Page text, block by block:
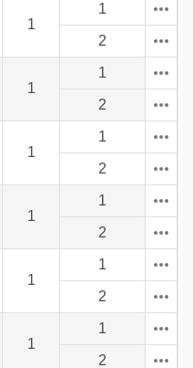
1
1
2
1
1
2
1
1
2
1
1
2
1
1
2
1
1
2